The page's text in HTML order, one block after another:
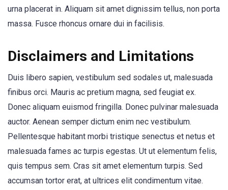
urna placerat in. Aliquam sit amet dignissim tellus, non porta
massa. Fusce rhoncus ornare dui in facilisis.
Disclaimers and Limitations
Duis libero sapien, vestibulum sed sodales ut, malesuada
finibus orci. Mauris ac pretium magna, sed feugiat ex.
Donec aliquam euismod fringilla. Donec pulvinar malesuada
auctor. Aenean semper dictum enim nec vestibulum.
Pellentesque habitant morbi tristique senectus et netus et
malesuada fames ac turpis egestas. Ut ut elementum felis,
quis tempus sem. Cras sit amet elementum turpis. Sed
accumsan tortor erat, at ultrices elit condimentum vitae.